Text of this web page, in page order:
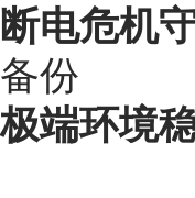
断电危机
备份
极端环境